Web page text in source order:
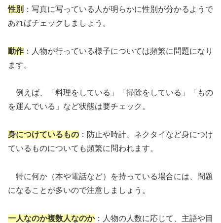
性別 ：写真に写っている人が明らかに性別が分かるようで
あればチェックしましょう。
動作 ：人物が行っている様子については頻繁に問題になり
ます。
例えば、「料理をしている」「掃除をしている」「もの
を運んでいる」など状態は要チェック。
身につけているもの ：防止や時計、ネクタイなど身につけ
ているものについても頻繁に問われます。
特に何か（本や電話など）を持っている場合には、問題
になることが多いので注意しましょう。
一人なのか複数人なのか：人物の人数に応じて、主語や目